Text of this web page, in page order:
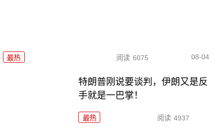
最热 阅读 6075 08-04
特朗普刚说要谈判，伊朗又是反
手就是一巴掌！
最热 阅读 4937